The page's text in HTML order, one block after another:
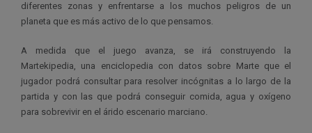
diferentes zonas y enfrentarse a los muchos peligros de un
planeta que es más activo de lo que pensamos.
A medida que el juego avanza, se irá construyendo la
Martekipedia, una enciclopedia con datos sobre Marte que el
jugador podrá consultar para resolver incógnitas a lo largo de la
partida y con las que podrá conseguir comida, agua y oxígeno
para sobrevivir en el árido escenario marciano.